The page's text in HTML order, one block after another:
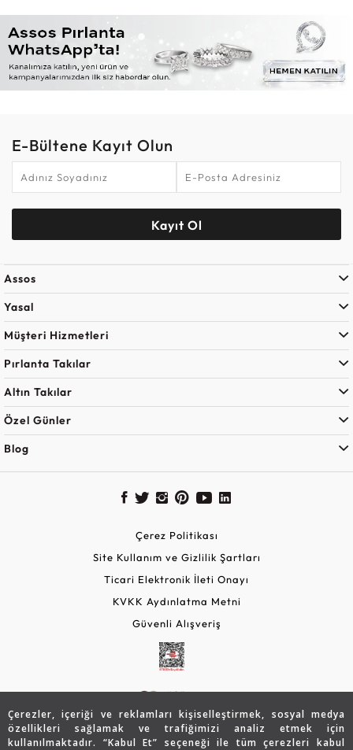
Çerezler, içeriği ve reklamları kişiselleştirmek, sosyal medya
özellikleri sağlamak ve trafiğimizi analiz etmek için
kullanılmaktadır. “Kabul Et” seçeneği ile tüm çerezleri kabul
E-Bültene Kayıt Olun
Kayıt Ol
Assos
Yasal
Müşteri Hizmetleri
Pırlanta Takılar
Altın Takılar
Özel Günler
Blog
Çerez Politikası
Site Kullanım ve Gizlilik Şartları
Ticari Elektronik İleti Onayı
KVKK Aydınlatma Metni
Güvenli Alışveriş